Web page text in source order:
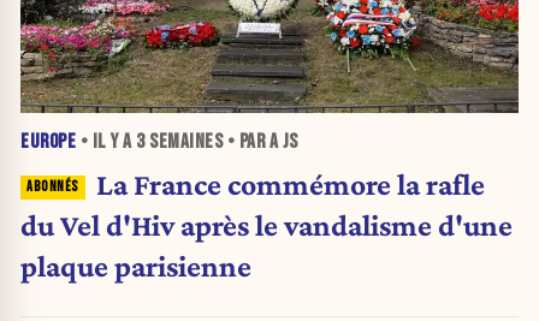
EUROPE • IL Y A 3 SEMAINES• PAR A JS
La France commémore la rafle
du Vel d'Hiv après le vandalisme d'une
plaque parisienne